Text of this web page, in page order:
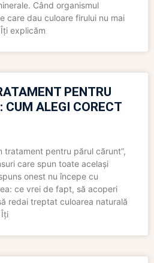
Când organismul
care dau culoare firului nu mai
explicăm
PENTRU
CUM ALEGI CORECT
tratament pentru părul cărunt”,
care spun toate același
onest nu începe cu
ce vrei de fapt, să acoperi
redai treptat culoarea naturală